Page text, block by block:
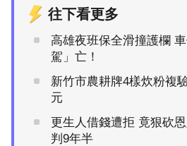
往下看更多
高雄夜班保全滑撞護欄
駕」亡！
新竹市農耕牌4樣炊粉複
元
更生人借錢遭拒 竟狠砍
判9年半